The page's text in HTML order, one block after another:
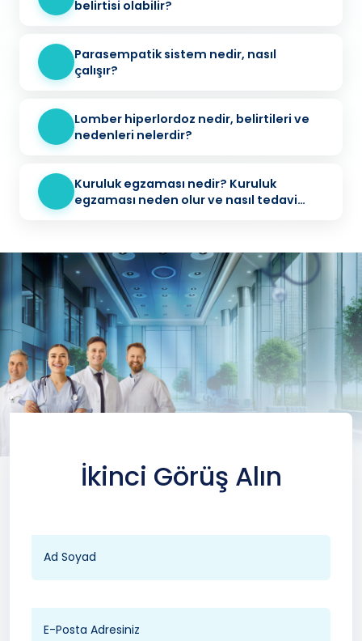
belirtisi olabilir?
Parasempatik sistem nedir, nasıl
çalışır?
Lomber hiperlordoz nedir, belirtileri ve
nedenleri nelerdir?
Kuruluk egzaması nedir? Kuruluk
egzaması neden olur ve nasıl tedavi
İkinci Görüş Alın